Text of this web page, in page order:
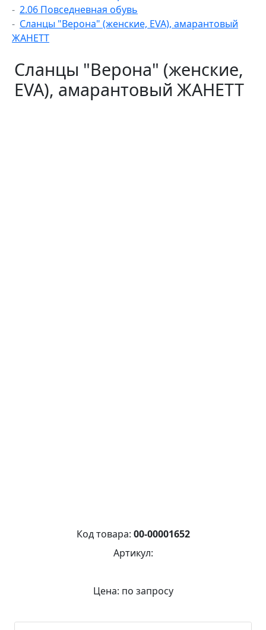
2.06 Повседневная обувь
Сланцы "Верона" (женские, EVA), амарантовый
ЖАНЕТТ
Сланцы "Верона" (женские,
EVA), амарантовый ЖАНЕТТ
Код товара: 00-00001652
Артикул:
Цена: по запросу